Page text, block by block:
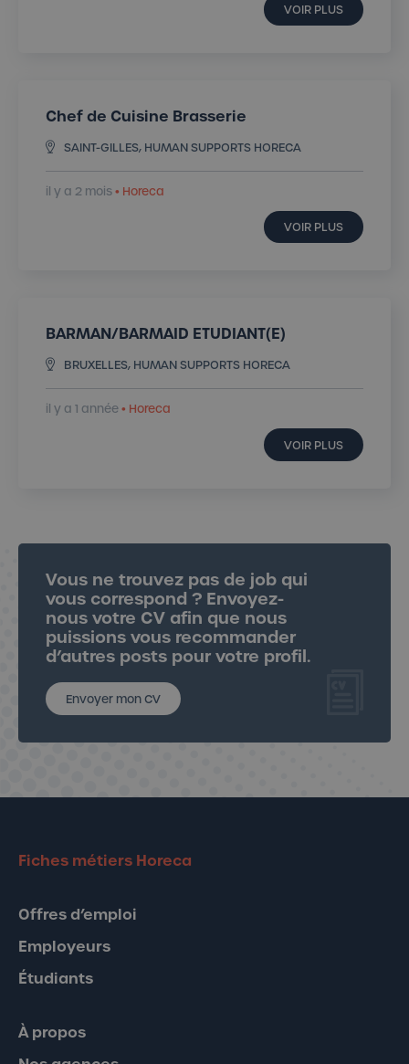
VOIR PLUS
Chef de Cuisine Brasserie
SAINT-GILLES, HUMAN SUPPORTS HORECA
il y a 2 mois• Horeca
VOIR PLUS
BARMAN/BARMAID ETUDIANT(E)
BRUXELLES, HUMAN SUPPORTS HORECA
il y a 1 année• Horeca
VOIR PLUS
Envoyer mon CV
Vous ne trouvez pas de job qui
vous correspond ? Envoyez-
nous votre CV afin que nous
puissions vous recommander
d’autres posts pour votre profil.
Envoyer mon CV
Fiches métiers Horeca
Offres d’emploi
Employeurs
Étudiants
À propos